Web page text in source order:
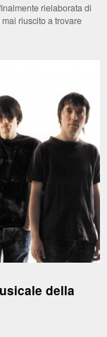
rielaborata di
riuscito a trovare
della